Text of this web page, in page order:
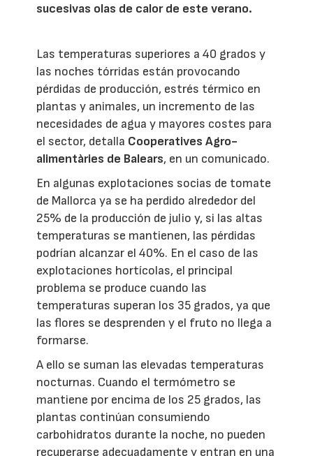
sucesivas olas de calor de este verano.
Las temperaturas superiores a 40 grados y
las noches tórridas están provocando
pérdidas de producción, estrés térmico en
plantas y animales, un incremento de las
necesidades de agua y mayores costes para
el sector, detalla Cooperatives Agro-
alimentàries de Balears, en un comunicado.
En algunas explotaciones socias de tomate
de Mallorca ya se ha perdido alrededor del
25% de la producción de julio y, si las altas
temperaturas se mantienen, las pérdidas
podrían alcanzar el 40%. En el caso de las
explotaciones hortícolas, el principal
problema se produce cuando las
temperaturas superan los 35 grados, ya que
las flores se desprenden y el fruto no llega a
formarse.
A ello se suman las elevadas temperaturas
nocturnas. Cuando el termómetro se
mantiene por encima de los 25 grados, las
plantas continúan consumiendo
carbohidratos durante la noche, no pueden
recuperarse adecuadamente y entran en una